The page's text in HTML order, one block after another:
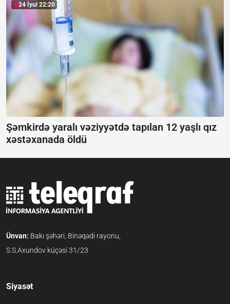
24 İyul 22:20
Şəmkirdə yaralı vəziyyətdə tapılan 12 yaşlı qız
xəstəxanada öldü
Ünvan: Bakı şəhəri, Binəqədi rayonu,
S.S.Axundov küçəsi 31/23
Siyasət